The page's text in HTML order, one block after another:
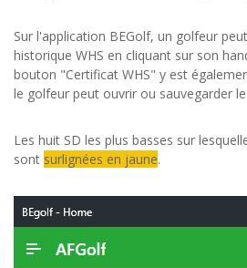
Sur l'application BEGolf, un golfeur
historique WHS en cliquant sur son
bouton "Certificat WHS" y est
le golfeur peut ouvrir ou sauvegarder
Les huit SD les plus basses sur
sont surlignées en jaune.